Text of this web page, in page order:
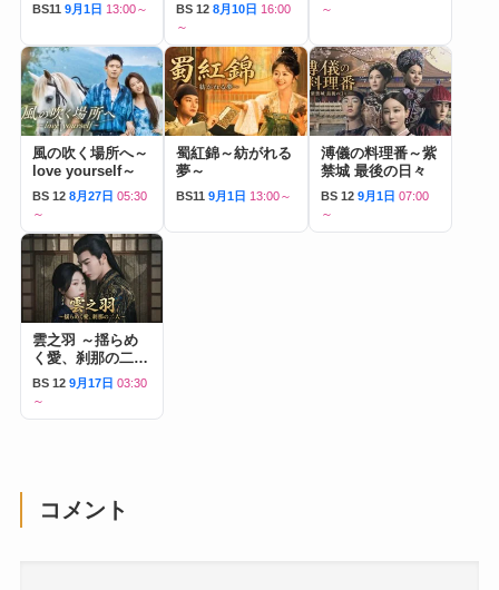
BS11 9月1日 13:00～ BS 12 8月10日 16:00
～
～
風の吹く場所へ～
love yourself～
BS 12 8月27日 05:30
～
蜀紅錦～紡がれる
夢～
BS11 9月1日 13:00～
溥儀の料理番～紫
禁城 最後の日々
BS 12 9月1日 07:00
～
雲之羽 ～揺らめ
く愛、刹那の二人
～
BS 12 9月17日 03:30
～
コメント